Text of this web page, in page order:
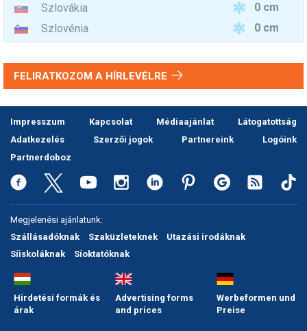
Szlovákia
0 cm
Szlovénia
0 cm
FELIRATKOZOM A HÍRLEVÉLRE
Impresszum Kapcsolat Médiaajánlat
Látogatottság
Adatkezelés
Szerzői jogok Partnereink
Logóink
Partnerdoboz
Megjelenési ajánlatunk:
Szállásadóknak
Szaküzleteknek
Utazási irodáknak
Síiskoláknak
Síoktatóknak
Hirdetési formák és
árak
Advertising forms
and prices
Werbeformen und
Preise